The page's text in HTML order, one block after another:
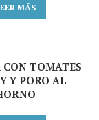
MÁS
TOMATES
Y PORO AL